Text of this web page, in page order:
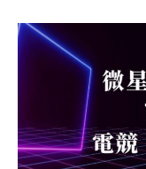
【2026】
微
筆
電